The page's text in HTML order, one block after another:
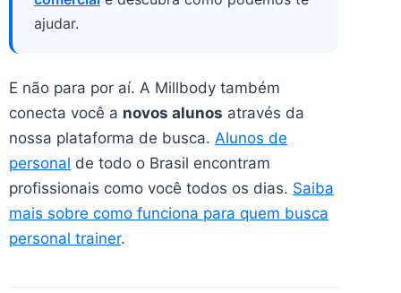
ajudar.
E não para por aí. A Millbody também
conecta você a novos alunos através da
nossa plataforma de busca. Alunos de
personal de todo o Brasil encontram
profissionais como você todos os dias. Saiba
mais sobre como funciona para quem busca
personal trainer.